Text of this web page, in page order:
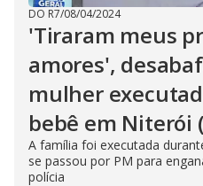
DO R7/08/04/2024
'Tiraram meus
amores',
mulher
bebê em Niterói
A família foi executada
se passou por PM para
polícia